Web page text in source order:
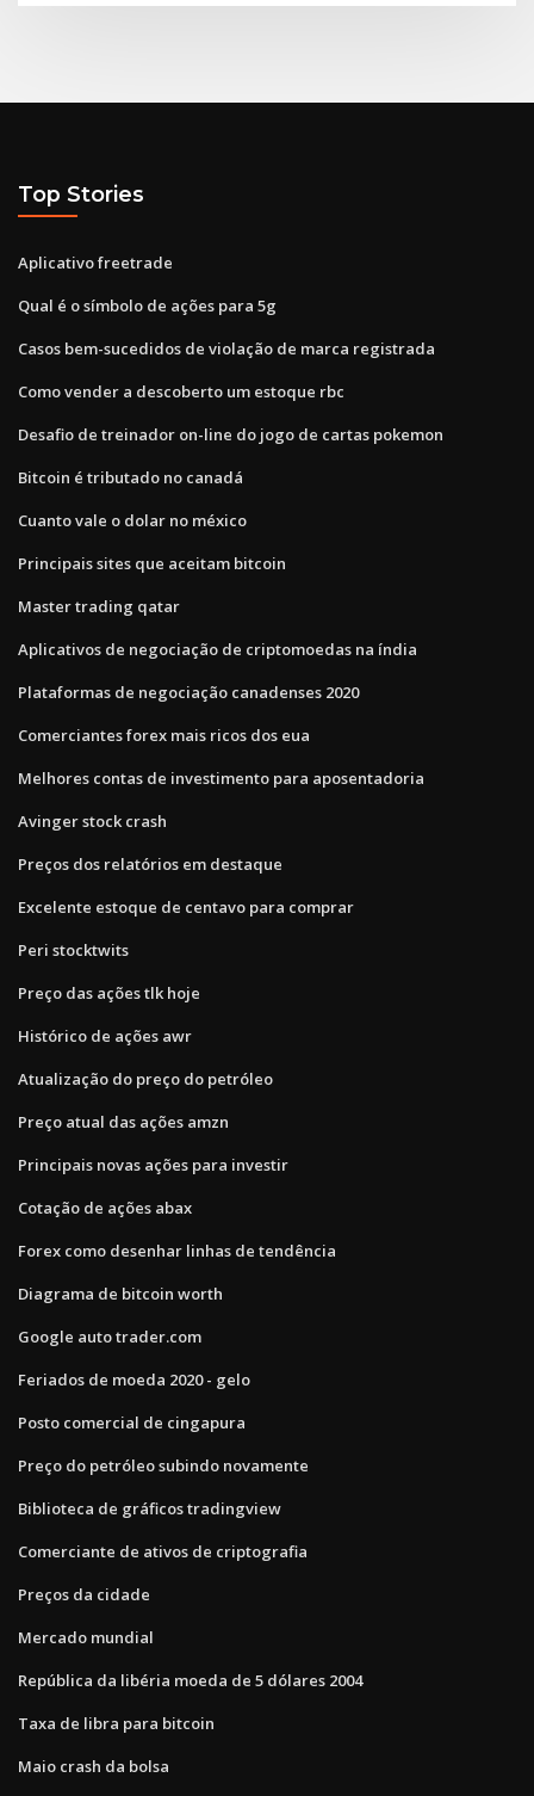
Top Stories
Aplicativo freetrade
Qual é o símbolo de ações para 5g
Casos bem-sucedidos de violação de marca registrada
Como vender a descoberto um estoque rbc
Desafio de treinador on-line do jogo de cartas pokemon
Bitcoin é tributado no canadá
Cuanto vale o dolar no méxico
Principais sites que aceitam bitcoin
Master trading qatar
Aplicativos de negociação de criptomoedas na índia
Plataformas de negociação canadenses 2020
Comerciantes forex mais ricos dos eua
Melhores contas de investimento para aposentadoria
Avinger stock crash
Preços dos relatórios em destaque
Excelente estoque de centavo para comprar
Peri stocktwits
Preço das ações tlk hoje
Histórico de ações awr
Atualização do preço do petróleo
Preço atual das ações amzn
Principais novas ações para investir
Cotação de ações abax
Forex como desenhar linhas de tendência
Diagrama de bitcoin worth
Google auto trader.com
Feriados de moeda 2020 - gelo
Posto comercial de cingapura
Preço do petróleo subindo novamente
Biblioteca de gráficos tradingview
Comerciante de ativos de criptografia
Preços da cidade
Mercado mundial
República da libéria moeda de 5 dólares 2004
Taxa de libra para bitcoin
Maio crash da bolsa